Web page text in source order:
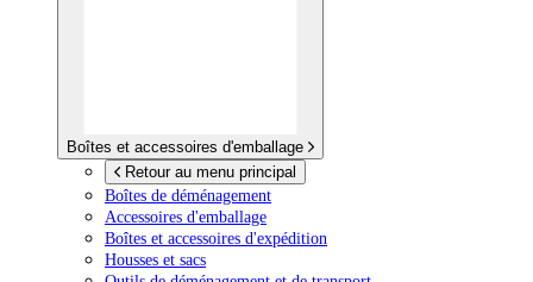
Boîtes et accessoires d'emballage
Retour au menu principal
Boîtes de déménagement
Accessoires d'emballage
Boîtes et accessoires d'expédition
Housses et sacs